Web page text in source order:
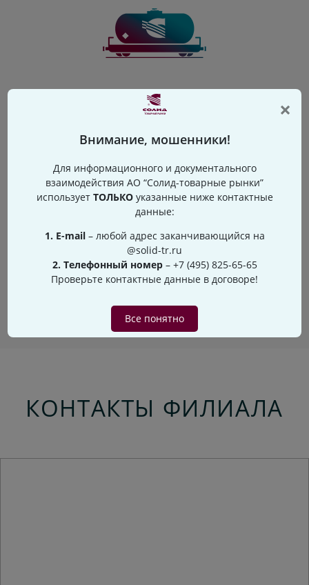
Поставка любыми видами транспорта
Товарное кредитование
Отсрочка
КОНТАКТЫ ФИЛИАЛА
×
Внимание, мошенники!
Для информационного и документального
взаимодействия АО “Солид-товарные рынки”
использует ТОЛЬКОуказанные ниже контактные
данные:
1. Е-mail – любой адрес заканчивающийся на
@solid-tr.ru
2. Телефонный номер– +7 (495) 825-65-65
Проверьте контактные данные в договоре!
Все понятно